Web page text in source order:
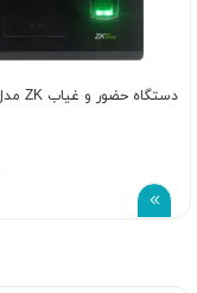
دستگاه حضور و غیاب ZK مدل MB10